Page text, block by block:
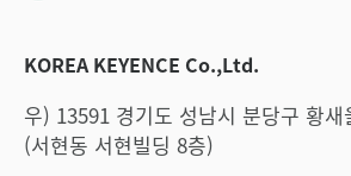
KOREA KEYENCE Co.,Ltd.
우) 13591 경기도 성남시 분당구 황새
(서현동 서현빌딩 8층)